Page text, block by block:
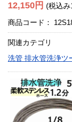
12,150円 (税込み
商品コード：
関連カテゴリ
洗管 排水管洗浄ツ